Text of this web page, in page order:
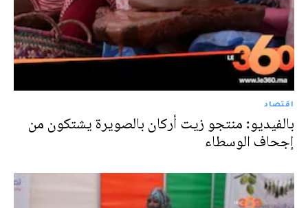
اقتصاد
بالفيديو: منتجو زيت أركان بالصويرة يشتكون من
إجحاف الوسطاء